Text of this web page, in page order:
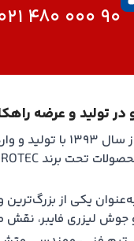
90 000 480 021
تولید و عرضه
به‌عنوان یکی از
جوش لیزری فایبر،